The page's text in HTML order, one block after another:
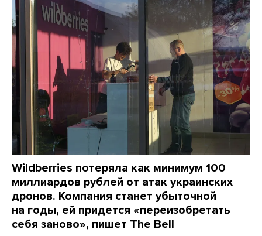
Wildberries потеряла как минимум 100
миллиардов рублей от атак украинских
дронов. Компания станет убыточной
на годы, ей придется «переизобретать
себя заново», пишет The Bell